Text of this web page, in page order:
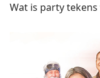
Wat is party